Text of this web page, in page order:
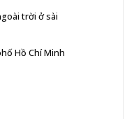
trời ở sài
Hồ Chí Minh